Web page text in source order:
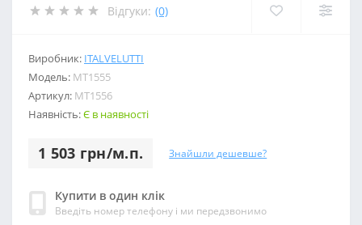
Відгуки: (0)
Виробник: ITALVELUTTI
Модель: МТ1555
Артикул: МТ1556
Наявність:Є в наявності
1 503 грн/м.п. Знайшли дешевше?
Купити в один клік
Введіть номер телефону і ми передзвонимо